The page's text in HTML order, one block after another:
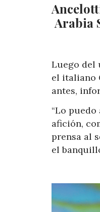
Arabia
Luego del
el italiano
antes,
“Lo
afición,
prensa al
el